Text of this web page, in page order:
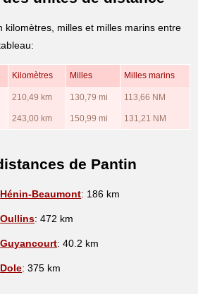
kilomètres, milles et milles marins entre
Kilomètres Milles Milles marins
210,49 km 130,79 mi 113,66 NM
243,00 km 150,99 mi 131,21 NM
de Pantin
Hénin-Beaumont: 186 km
Oullins: 472 km
Guyancourt: 40.2 km
Dole: 375 km